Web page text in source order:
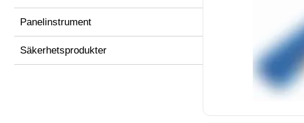
Panelinstrument
Säkerhetsprodukter